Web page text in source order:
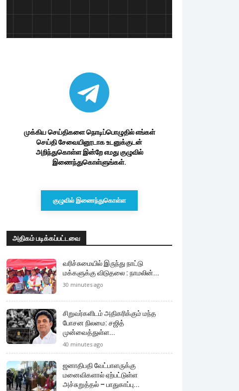
முக்கிய செய்திகளை நொடிப்பொழுதில் எங்கள்
செய்தி சேவையினூடாக உடனுக்குடன்
அறிந்துகொள்ள இன்றே எமது குழுவில்
இணைந்துகொள்ளுங்கள்.
குழுவில் இணைந்துகொள்ள
அதிகம் படிக்கப்பட்டவை
வரிச்சுமையில் இருந்து நாட்டு
மக்களுக்கு விடுதலை : நாமலின்...
30 minutes ago
சிறுவர்களிடம் அதிகரிக்கும் மந்த
போசன நிலமை: சஜித்
முன்வைத்துள்ள...
40 minutes ago
ஜனாதிபதி வேட்பாளருக்கு
மனைவிகளால் ஏற்பட்டுள்ள
அச்சுறுத்தல் – பாதுகாப்பு...